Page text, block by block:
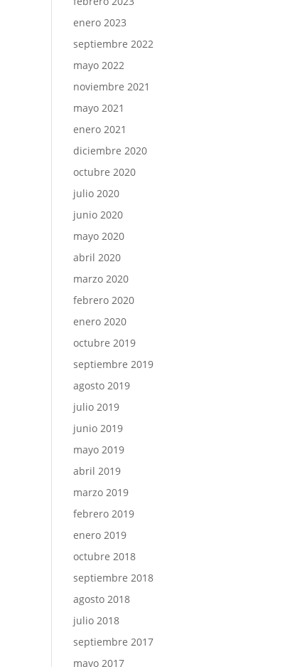
enero 2023
septiembre 2022
mayo 2022
noviembre 2021
mayo 2021
enero 2021
diciembre 2020
octubre 2020
julio 2020
junio 2020
mayo 2020
abril 2020
marzo 2020
febrero 2020
enero 2020
octubre 2019
septiembre 2019
agosto 2019
julio 2019
junio 2019
mayo 2019
abril 2019
marzo 2019
febrero 2019
enero 2019
octubre 2018
septiembre 2018
agosto 2018
julio 2018
septiembre 2017
mayo 2017